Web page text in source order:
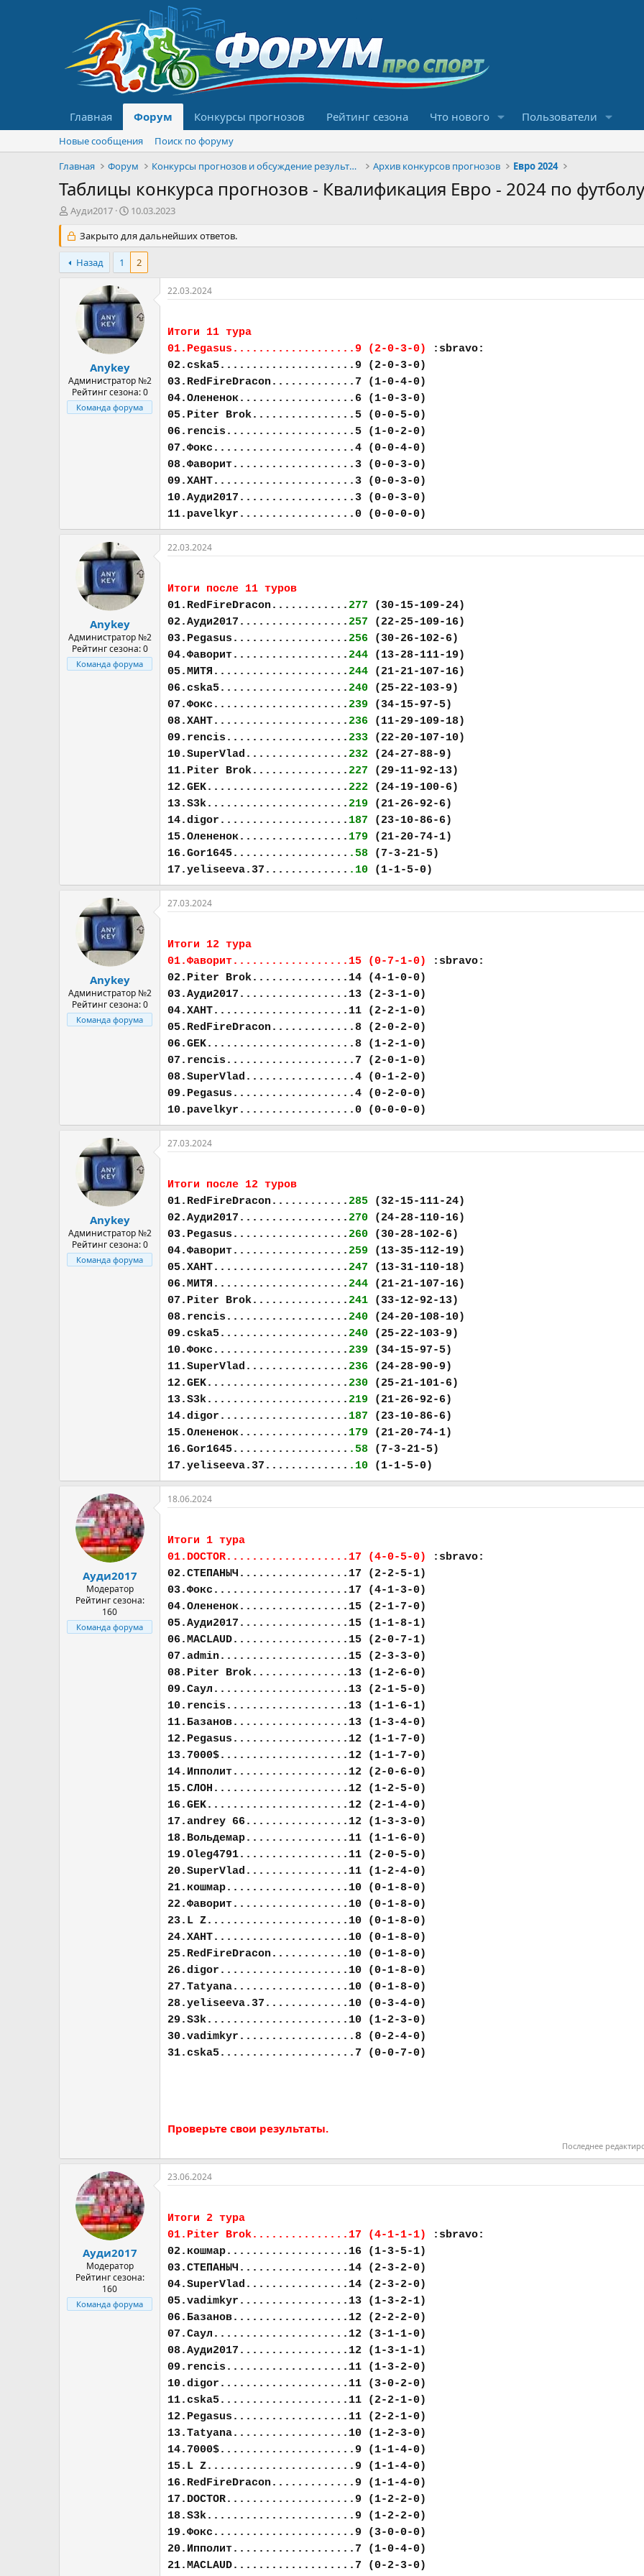
Главная Форум Конкурсы прогнозов Рейтинг сезона Что нового Пользователи
Новые сообщения
Поиск по форуму
Главная
Форум Конкурсы прогнозов и обсуждение результатов Архив конкурсов прогнозов Евро 2024
Таблицы конкурса прогнозов - Квалификация Евро - 2024 по футболу
А
т
о
р
т
Ауди2017
Д
т
а
а
а
л
а
10.03.2023
Закрыто для дальнейших ответов.
Назад 1 2
Anykey
Администратор №2
Рейтинг сезона: 0
Команда форума
22.03.2024
Итоги 11 тура
01.Pegasus...................9 (2-0-3-0)
:sbravo:
02.cska5.....................9 (2-0-3-0)
03.RedFireDracon.............7 (1-0-4-0)
04.Олененок..................6 (1-0-3-0)
05.Piter Brok................5 (0-0-5-0)
06.rencis....................5 (1-0-2-0)
07.Фокс......................4 (0-0-4-0)
08.Фаворит...................3 (0-0-3-0)
09.ХАНТ......................3 (0-0-3-0)
10.Ауди2017..................3 (0-0-3-0)
11.pavelkyr..................0 (0-0-0-0)
Anykey
Администратор №2
Рейтинг сезона: 0
Команда форума
22.03.2024
Итоги после 11 туров
01.RedFireDracon............277 (30-15-109-24)
02.Ауди2017.................257 (22-25-109-16)
03.Pegasus..................256 (30-26-102-6)
04.Фаворит..................244 (13-28-111-19)
05.МИТЯ.....................244 (21-21-107-16)
06.cska5....................240 (25-22-103-9)
07.Фокс.....................239 (34-15-97-5)
08.ХАНТ.....................236 (11-29-109-18)
09.rencis...................233 (22-20-107-10)
10.SuperVlad................232 (24-27-88-9)
11.Piter Brok...............227 (29-11-92-13)
12.GEK......................222 (24-19-100-6)
13.S3k......................219 (21-26-92-6)
14.digor.................... 187 (23-10-86-6)
15.Олененок................. 179 (21-20-74-1)
16.Gor1645.................. .58 (7-3-21-5)
17.yeliseeva.37............. .10 (1-1-5-0)
Anykey
Администратор №2
Рейтинг сезона: 0
Команда форума
27.03.2024
Итоги 12 тура
01.Фаворит..................15 (0-7-1-0)
:sbravo:
02.Piter Brok...............14 (4-1-0-0)
03.Ауди2017.................13 (2-3-1-0)
04.ХАНТ.....................11 (2-2-1-0)
05.RedFireDracon.............8 (2-0-2-0)
06.GEK.......................8 (1-2-1-0)
07.rencis....................7 (2-0-1-0)
08.SuperVlad.................4 (0-1-2-0)
09.Pegasus...................4 (0-2-0-0)
10.pavelkyr..................0 (0-0-0-0)
Anykey
Администратор №2
Рейтинг сезона: 0
Команда форума
27.03.2024
Итоги после 12 туров
01.RedFireDracon............285 (32-15-111-24)
02.Ауди2017.................270 (24-28-110-16)
03.Pegasus..................260 (30-28-102-6)
04.Фаворит..................259 (13-35-112-19)
05.ХАНТ.....................247 (13-31-110-18)
06.МИТЯ.....................244 (21-21-107-16)
07.Piter Brok...............241 (33-12-92-13)
08.rencis...................240 (24-20-108-10)
09.cska5....................240 (25-22-103-9)
10.Фокс.....................239 (34-15-97-5)
11.SuperVlad................236 (24-28-90-9)
12.GEK......................230 (25-21-101-6)
13.S3k......................219 (21-26-92-6)
14.digor.................... 187 (23-10-86-6)
15.Олененок................. 179 (21-20-74-1)
16.Gor1645.................. .58 (7-3-21-5)
17.yeliseeva.37............. .10 (1-1-5-0)
Ауди2017
Модератор
Рейтинг сезона:
160
Команда форума
18.06.2024
Итоги 1 тура
01.DOCTOR...................17 (4-0-5-0)
:sbravo:
02.СТЕПАНЫЧ.................17 (2-2-5-1)
03.Фокс.....................17 (4-1-3-0)
04.Олененок.................15 (2-1-7-0)
05.Ауди2017.................15 (1-1-8-1)
06.MACLAUD..................15 (2-0-7-1)
07.admin....................15 (2-3-3-0)
08.Piter Brok...............13 (1-2-6-0)
09.Саул.....................13 (2-1-5-0)
10.rencis...................13 (1-1-6-1)
11.Базанов..................13 (1-3-4-0)
12.Pegasus..................12 (1-1-7-0)
13.7000$....................12 (1-1-7-0)
14.Ипполит..................12 (2-0-6-0)
15.СЛОН.....................12 (1-2-5-0)
16.GEK......................12 (2-1-4-0)
17.andrey 66................12 (1-3-3-0)
18.Вольдемар................11 (1-1-6-0)
19.Oleg4791.................11 (2-0-5-0)
20.SuperVlad................11 (1-2-4-0)
21.кошмар...................10 (0-1-8-0)
22.Фаворит..................10 (0-1-8-0)
23.L Z......................10 (0-1-8-0)
24.ХАНТ.....................10 (0-1-8-0)
25.RedFireDracon............10 (0-1-8-0)
26.digor....................10 (0-1-8-0)
27.Tatyana..................10 (0-1-8-0)
28.yeliseeva.37.............10 (0-3-4-0)
29.S3k......................10 (1-2-3-0)
30.vadimkyr..................8 (0-2-4-0)
31.cska5.....................7 (0-0-7-0)
Проверьте свои результаты.
Последнее
Ауди2017
Модератор
Рейтинг сезона:
160
Команда форума
23.06.2024
Итоги 2 тура
01.Piter Brok...............17 (4-1-1-1)
:sbravo:
02.кошмар...................16 (1-3-5-1)
03.СТЕПАНЫЧ.................14 (2-3-2-0)
04.SuperVlad................14 (2-3-2-0)
05.vadimkyr.................13 (1-3-2-1)
06.Базанов..................12 (2-2-2-0)
07.Саул.....................12 (3-1-1-0)
08.Ауди2017.................12 (1-3-1-1)
09.rencis...................11 (1-3-2-0)
10.digor....................11 (3-0-2-0)
11.cska5....................11 (2-2-1-0)
12.Pegasus..................11 (2-2-1-0)
13.Tatyana..................10 (1-2-3-0)
14.7000$.....................9 (1-1-4-0)
15.L Z.......................9 (1-1-4-0)
16.RedFireDracon.............9 (1-1-4-0)
17.DOCTOR....................9 (1-2-2-0)
18.S3k.......................9 (1-2-2-0)
19.Фокс......................9 (3-0-0-0)
20.Ипполит...................7 (1-0-4-0)
21.MACLAUD...................7 (0-2-3-0)